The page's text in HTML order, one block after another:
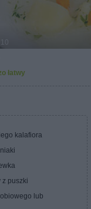
10
łatwy
kalafiora
z puszki
lub